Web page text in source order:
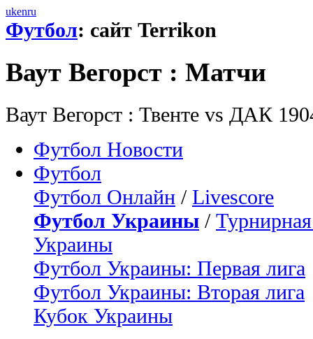
ukenru
Футбол: сайт Terrikon
Ваут Вегорст : Матчи
Ваут Вегорст : Твенте vs ДАК
Футбол Новости
Футбол
Футбол Онлайн / Livescore
Футбол Украины /
Украины
Футбол Украины: Первая лига
Футбол Украины: Вторая лига
Кубок Украины